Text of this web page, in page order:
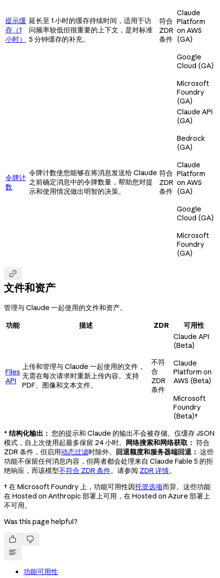
提示缓
存（1
小时）
延长至 1 小时的缓存持续时间，适用于访
问频率较低但很重要的上下文，是对标准
5 分钟缓存的补充。
符合
ZDR
条件
Claude
Platform
on AWS
(GA)
Google
Cloud (GA)
Microsoft
Foundry
(GA)
令牌计
数
令牌计数使您能够在将消息发送给 Claude
之前确定消息中的令牌数量，帮助您对提
示和使用情况做出明智的决策。
符合
ZDR
条件
Claude API
(GA)
Bedrock
(GA)
Claude
Platform
on AWS
(GA)
Google
Cloud (GA)
Microsoft
Foundry
(GA)

文件和资产
管理与 Claude 一起使用的文件和资产。
功能
描述 ZDR 可用性
Files
API
上传和管理与 Claude 一起使用的文件，
无需在每次请求时重新上传内容。支持
PDF、图像和文本文件。
不符
合
ZDR
条件
Claude API
(Beta)
Claude
Platform on
AWS (Beta)
Microsoft
Foundry
(Beta)†
* 结构化输出： 您的提示和 Claude 的输出不会被存储。仅缓存 JSON
模式，自上次使用起最多保留 24 小时。
网络搜索和网络获取： 符合
ZDR 条件，但启用动态过滤时除外。 回退额度和服务器端回退： 这些
功能不保留任何消息内容，但两者都会处理来自 Claude Fable 5 的拒
绝响应，而该模型不符合 ZDR 条件。请参阅 ZDR 详情。
† 在 Microsoft Foundry 上，功能可用性因托管选项而异。这些功能
在 Hosted on Anthropic 部署上可用，在 Hosted on Azure 部署上
不可用。
Was this page helpful?
 
功能可用性